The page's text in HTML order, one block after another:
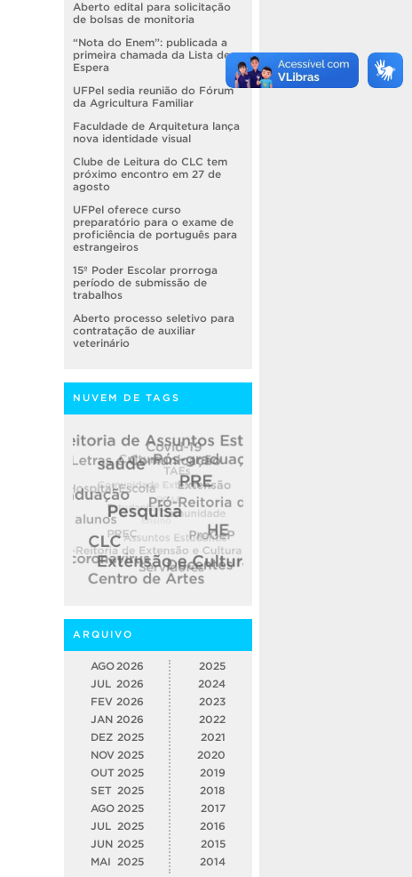
Aberto edital para solicitação
de bolsas de monitoria
“Nota do Enem”: publicada a
primeira chamada da Lista de
Espera
UFPel sedia reunião do Fórum
da Agricultura Familiar
Faculdade de Arquitetura lança
nova identidade visual
Clube de Leitura do CLC tem
próximo encontro em 27 de
agosto
UFPel oferece curso
preparatório para o exame de
proficiência de português para
estrangeiros
15º Poder Escolar prorroga
período de submissão de
trabalhos
Aberto processo seletivo para
contratação de auxiliar
veterinário
NUVEM DE TAGS
ARQUIVO
AGO 2026
JUL 2026
FEV 2026
JAN 2026
DEZ 2025
NOV 2025
OUT 2025
SET 2025
AGO 2025
JUL
2025
JUN 2025
MAI
2025
2025
2024
2023
2022
2021
2020
2019
2018
2017
2016
2015
2014